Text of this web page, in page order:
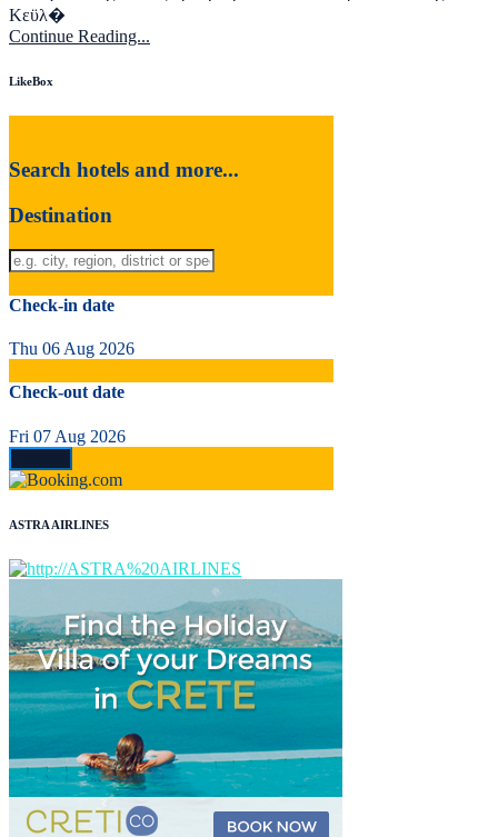
Κεϋλ�
Continue Reading...
LikeBox
Search hotels and more...
Destination
Check-in date
Thu 06 Aug 2026
Check-out date
Fri 07 Aug 2026
ASTRA AIRLINES